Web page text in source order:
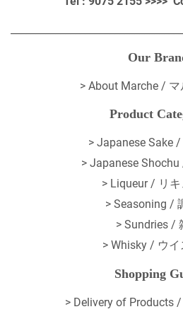
Our
> About Marche / マ
Product
> Japanese Sake
> Japanese
> Liqueur / リ
> Seasoning /
> Sundries /
> Whisky / ウイ
Shopping
> Delivery of Products